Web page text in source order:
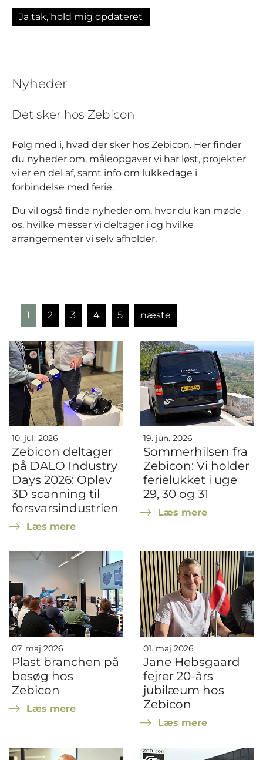
Nyheder
Det sker hos Zebicon
Følg med i, hvad der sker hos Zebicon. Her finder
du nyheder om, måleopgaver vi har løst, projekter
vi er en del af, samt info om lukkedage i
forbindelse med ferie.
Du vil også finde nyheder om, hvor du kan møde
os, hvilke messer vi deltager i og hvilke
arrangementer vi selv afholder.
1 2 3 4 5 næste
10. jul. 2026
Zebicon deltager
på DALO Industry
Days 2026: Oplev
3D scanning til
forsvarsindustrien
Læs mere
19. jun. 2026
Sommerhilsen fra
Zebicon: Vi holder
ferielukket i uge
29, 30 og 31
Læs mere
07. maj 2026
Plast branchen på
besøg hos
Zebicon
Læs mere
01. maj 2026
Jane Hebsgaard
fejrer 20-års
jubilæum hos
Zebicon
Læs mere
Ja tak, hold mig opdateret